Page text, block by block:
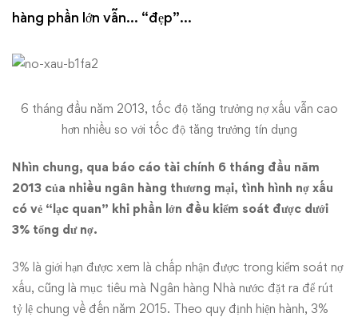
hàng phần lớn vẫn… “đẹp”…
6 tháng đầu năm 2013, tốc độ tăng trưởng nợ xấu vẫn cao
hơn nhiều so với tốc độ tăng trưởng tín dụng
Nhìn chung, qua báo cáo tài chính 6 tháng đầu năm
2013 của nhiều ngân hàng thương mại, tình hình nợ xấu
có vẻ “lạc quan” khi phần lớn đều kiểm soát được dưới
3% tổng dư nợ.
3% là giới hạn được xem là chấp nhận được trong kiểm soát nợ
xấu, cũng là mục tiêu mà Ngân hàng Nhà nước đặt ra để rút
tỷ lệ chung về đến năm 2015. Theo quy định hiện hành, 3%